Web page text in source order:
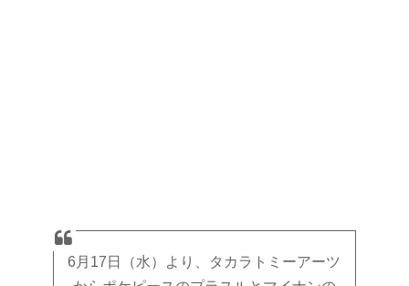
6月17日（水）より、タカラトミーアーツ